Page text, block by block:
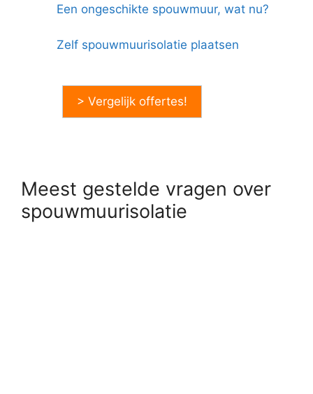
Een ongeschikte spouwmuur, wat nu?
Zelf spouwmuurisolatie plaatsen
> Vergelijk offertes!
Meest gestelde vragen over
spouwmuurisolatie